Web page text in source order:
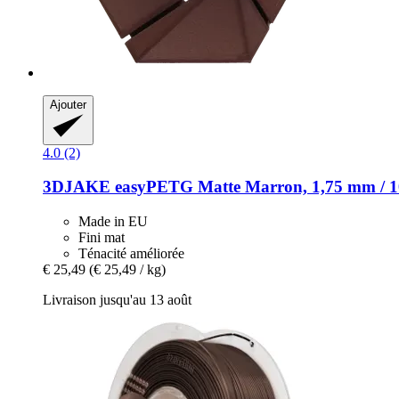
Ajouter
4.0 (2)
3DJAKE easyPETG Matte Marron, 1,75 mm /
Made in EU
Fini mat
Ténacité améliorée
€ 25,49 (€ 25,49 / kg)
Livraison jusqu'au 13 août